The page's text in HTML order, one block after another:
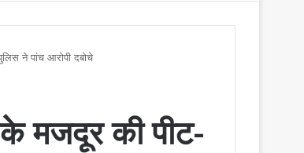
ने पांच आरोपी दबोचे
मजदूर की पीट-